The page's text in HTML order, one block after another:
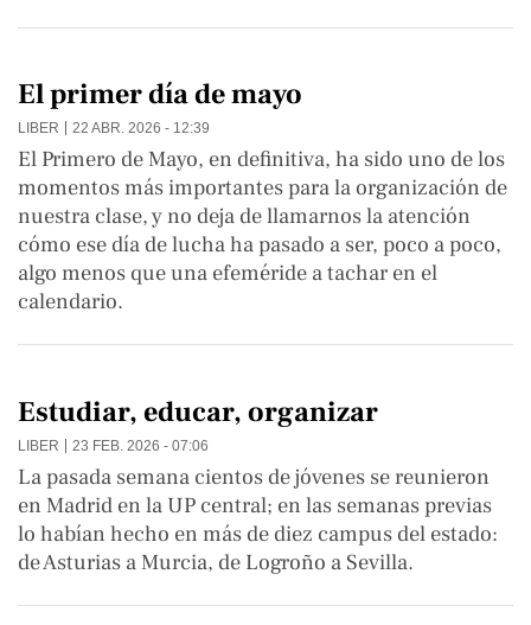
El primer día de mayo
LIBER 22 ABR. 2026 - 12:39
El Primero de Mayo, en definitiva, ha sido uno de los
momentos más importantes para la organización de
nuestra clase, y no deja de llamarnos la atención
cómo ese día de lucha ha pasado a ser, poco a poco,
algo menos que una efeméride a tachar en el
calendario.
Estudiar, educar, organizar
LIBER 23 FEB. 2026 - 07:06
La pasada semana cientos de jóvenes se reunieron
en Madrid en la UP central; en las semanas previas
lo habían hecho en más de diez campus del estado:
de Asturias a Murcia, de Logroño a Sevilla.